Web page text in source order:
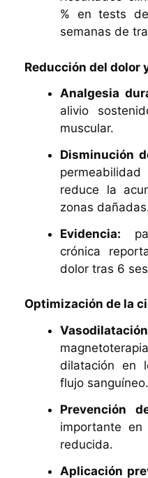
% en tests
semanas de
Reducción del dolor
Analgesia
alivio
muscular.
Disminución
reduce la
zonas
Evidencia:
crónica
dolor tras 6
Optimización de la
dilatación en
flujo sanguíneo.
Prevención
importante en
reducida.
Aplicación